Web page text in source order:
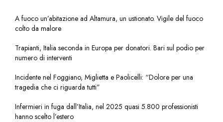
A fuoco un’abitazione ad Altamura, un ustionato. Vigile del fuoco
colto da malore
Trapianti, Italia seconda in Europa per donatori. Bari sul podio per
numero di interventi
Incidente nel Foggiano, Miglietta e Paolicelli: “Dolore per una
tragedia che ci riguarda tutti”
Infermieri in fuga dall’Italia, nel 2025 quasi 5.800 professionisti
hanno scelto l’estero